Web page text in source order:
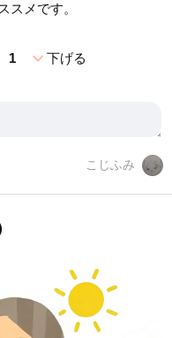
スメです。
1 expand_more下げる
こじふみ